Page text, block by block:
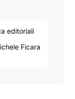
editoriali
Ficara